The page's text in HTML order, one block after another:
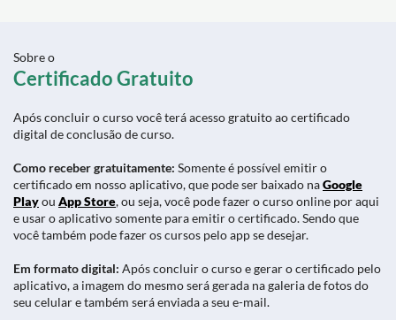
Sobre o
Certificado Gratuito
Após concluir o curso você terá acesso gratuito ao certificado
digital de conclusão de curso.
Como receber gratuitamente: Somente é possível emitir o
certificado em nosso aplicativo, que pode ser baixado naGoogle
Playou App Store, ou seja, você pode fazer o curso online por aqui
e usar o aplicativo somente para emitir o certificado. Sendo que
você também pode fazer os cursos pelo app se desejar.
Em formato digital: Após concluir o curso e gerar o certificado pelo
aplicativo, a imagem do mesmo será gerada na galeria de fotos do
seu celular e também será enviada a seu e-mail.